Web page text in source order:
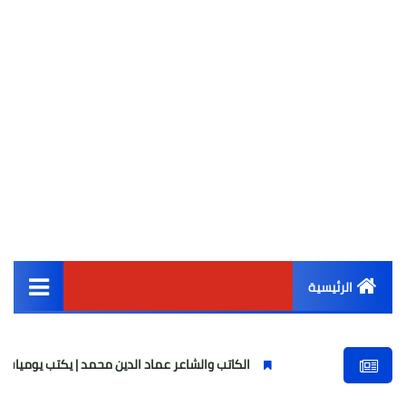
الرئيسية
أخبار مصر
الكاتب والشاعر عماد الدين محمد | يكتب يوميات شاعر